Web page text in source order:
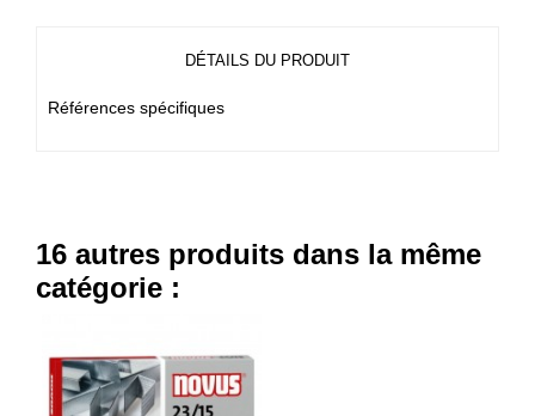
DÉTAILS DU PRODUIT
Références spécifiques
16 autres produits dans la même
catégorie :